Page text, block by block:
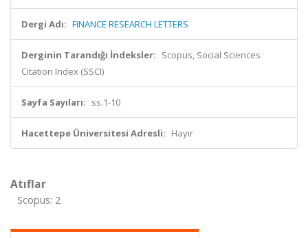
Dergi Adı: FINANCE RESEARCH LETTERS
Derginin Tarandığı İndeksler: Scopus, Social Sciences
Citation Index (SSCI)
Sayfa Sayıları: ss.1-10
Hacettepe Üniversitesi Adresli: Hayır
Atıflar
Scopus: 2